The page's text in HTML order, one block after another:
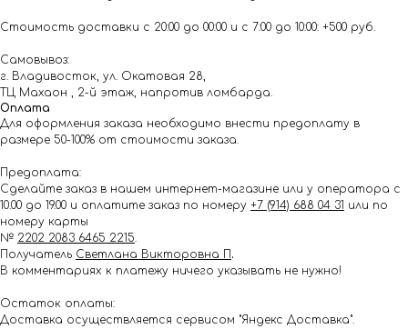
Стоимость доставки с 20:00 до 00:00 и с 7:00 до 10:00: +500 руб.
Самовывоз:
г. Владивосток, ул. Окатовая 28,
ТЦ Махаон , 2-й этаж, напротив ломбарда.
Оплата
Для оформления заказа необходимо внести предоплату в
размере 50-100% от стоимости заказа.
Предоплата:
Сделайте заказ в нашем интернет-магазине или у оператора с
10.00 до 19.00 и оплатите заказ по номеру +7 (914) 688 04 31 или по
номеру карты
№ 2202 2083 6465 2215.
Получатель Светлана Викторовна П .
В комментариях к платежу ничего указывать не нужно!
Остаток оплаты:
Доставка осуществляется сервисом "Яндекс Доставка".